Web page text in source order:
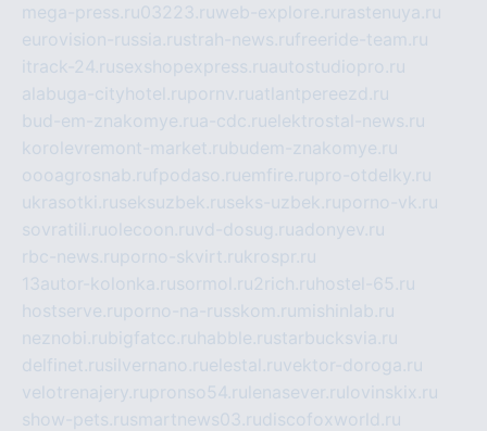
mega-press.ru03223.ruweb-explore.ru rastenuya.ru
eurovision-russia.rustrah-news.rufreeride-team.ru
itrack-24.rusexshopexpress.ruautostudiopro.ru
alabuga-cityhotel.rupornv.ruatlantpereezd.ru
bud-em-znakomye.rua-cdc.ruelektrostal-news.ru
korolevremont-market.rubudem-znakomye.ru
oooagrosnab.rufpodaso.ruemfire.rupro-otdelky.ru
ukrasotki.ruseksuzbek.ruseks-uzbek.ruporno-vk.ru
sovratili.ruolecoon.ruvd-dosug.ruadonyev.ru
rbc-news.ruporno-skvirt.rukrospr.ru
13autor-kolonka.rusormol.ru2rich.ru hostel-65.ru
hostserve.ruporno-na-russkom.ru mishinlab.ru
neznobi.rubigfatcc.ru habble.rustarbucksvia.ru
delfinet.rusilvernano.ruelestal.ruvektor-doroga.ru
velotrenajery.rupronso54.ru lenasever.ru lovinskix.ru
show-pets.rusmartnews03.rudiscofoxworld.ru